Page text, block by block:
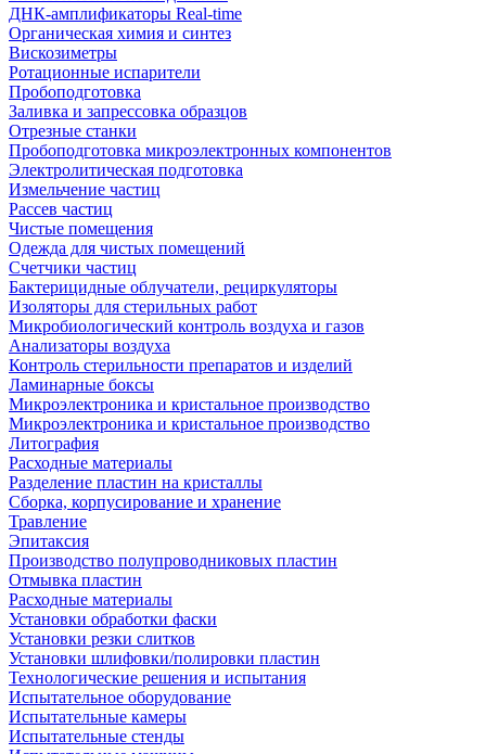
ДНК-амплификаторы Real-time
Органическая химия и синтез
Вискозиметры
Ротационные испарители
Пробоподготовка
Заливка и запрессовка образцов
Отрезные станки
Пробоподготовка микроэлектронных компонентов
Электролитическая подготовка
Измельчение частиц
Рассев частиц
Чистые помещения
Одежда для чистых помещений
Счетчики частиц
Бактерицидные облучатели, рециркуляторы
Изоляторы для стерильных работ
Микробиологический контроль воздуха и газов
Анализаторы воздуха
Контроль стерильности препаратов и изделий
Ламинарные боксы
Микроэлектроника и кристальное производство
Микроэлектроника и кристальное производство
Литография
Расходные материалы
Разделение пластин на кристаллы
Сборка, корпусирование и хранение
Травление
Эпитаксия
Производство полупроводниковых пластин
Отмывка пластин
Расходные материалы
Установки обработки фаски
Установки резки слитков
Установки шлифовки/полировки пластин
Технологические решения и испытания
Испытательное оборудование
Испытательные камеры
Испытательные стенды